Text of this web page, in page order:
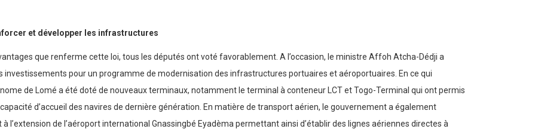
et développer les infrastructures
que renferme cette loi, tous les députés ont voté favorablement. A l’occasion, le ministre Affoh Atcha-Dédji a
investissements pour un programme de modernisation des infrastructures portuaires et aéroportuaires. En ce qui
de Lomé a été doté de nouveaux terminaux, notamment le terminal à conteneur LCT et Togo-Terminal qui ont permis
d’accueil des navires de dernière génération. En matière de transport aérien, le gouvernement a également
l’extension de l’aéroport international Gnassingbé Eyadèma permettant ainsi d’établir des lignes aériennes directes à